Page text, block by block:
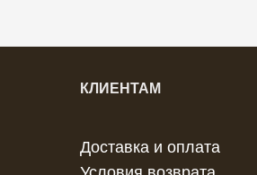
КЛИЕНТАМ
Доставка и оплата